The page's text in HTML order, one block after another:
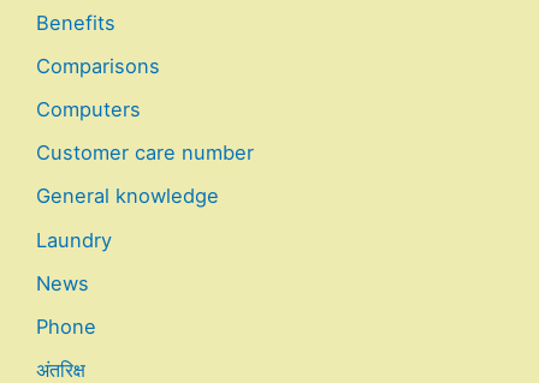
Benefits
Comparisons
Computers
Customer care number
General knowledge
Laundry
News
Phone
अंतरिक्ष